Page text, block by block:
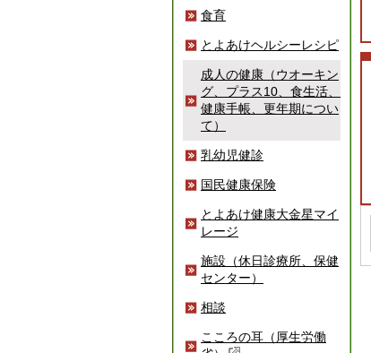
食育
とよあけヘルシーレシピ
成人の健康（ウオーキン
グ、プラス10、食生活、
健康手帳、更年期につい
て）
乳幼児健診
国民健康保険
とよあけ健康大金星マイ
レージ
施設（休日診療所、保健
センター）
相談
こころの耳（厚生労働